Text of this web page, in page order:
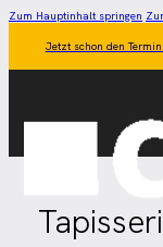
Zum Hauptinhalt springen
Jetzt schon den